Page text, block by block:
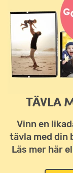
TÄVLA
Vinn en
tävla med din
Läs mer här